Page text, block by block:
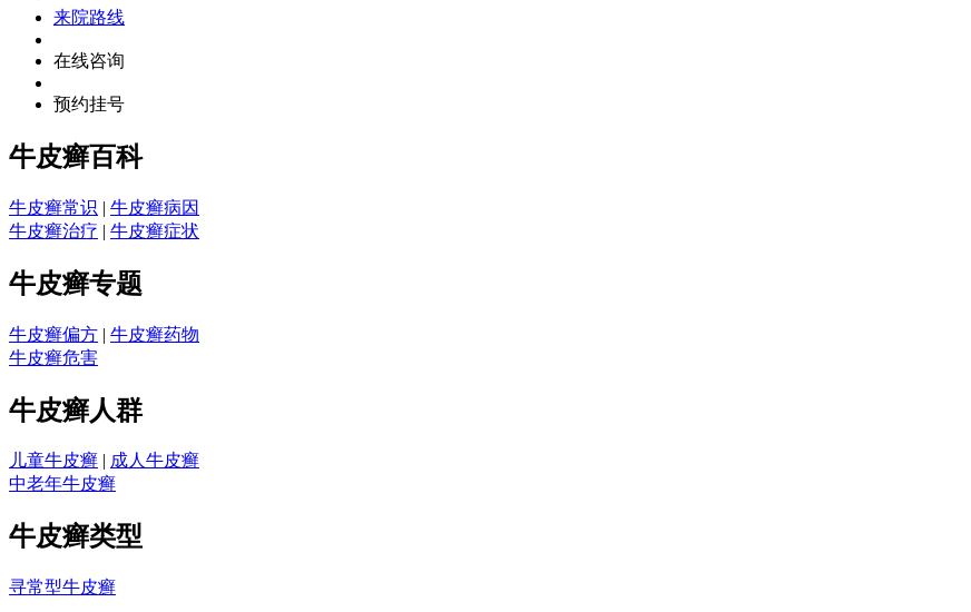
来院路线
在线咨询
预约挂号
牛皮癣百科
牛皮癣常识 | 牛皮癣病因
牛皮癣治疗 | 牛皮癣症状
牛皮癣专题
牛皮癣偏方 | 牛皮癣药物
牛皮癣危害
牛皮癣人群
儿童牛皮癣 | 成人牛皮癣
中老年牛皮癣
牛皮癣类型
寻常型牛皮癣